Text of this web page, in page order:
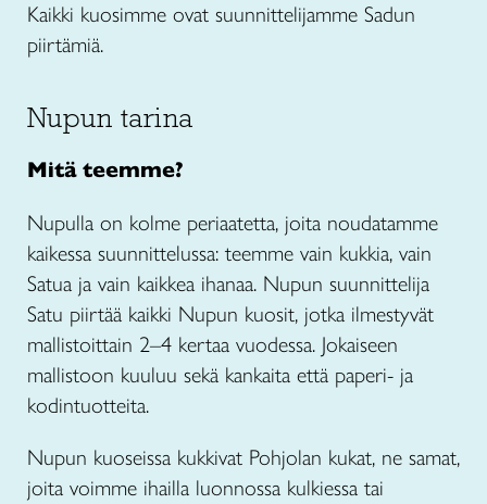
Kaikki kuosimme ovat suunnittelijamme Sadun
piirtämiä.
Nupun tarina
Mitä teemme?
Nupulla on kolme periaatetta, joita noudatamme
kaikessa suunnittelussa: teemme vain kukkia, vain
Satua ja vain kaikkea ihanaa. Nupun suunnittelija
Satu piirtää kaikki Nupun kuosit, jotka ilmestyvät
mallistoittain 2–4 kertaa vuodessa. Jokaiseen
mallistoon kuuluu sekä kankaita että paperi- ja
kodintuotteita.
Nupun kuoseissa kukkivat Pohjolan kukat, ne samat,
joita voimme ihailla luonnossa kulkiessa tai